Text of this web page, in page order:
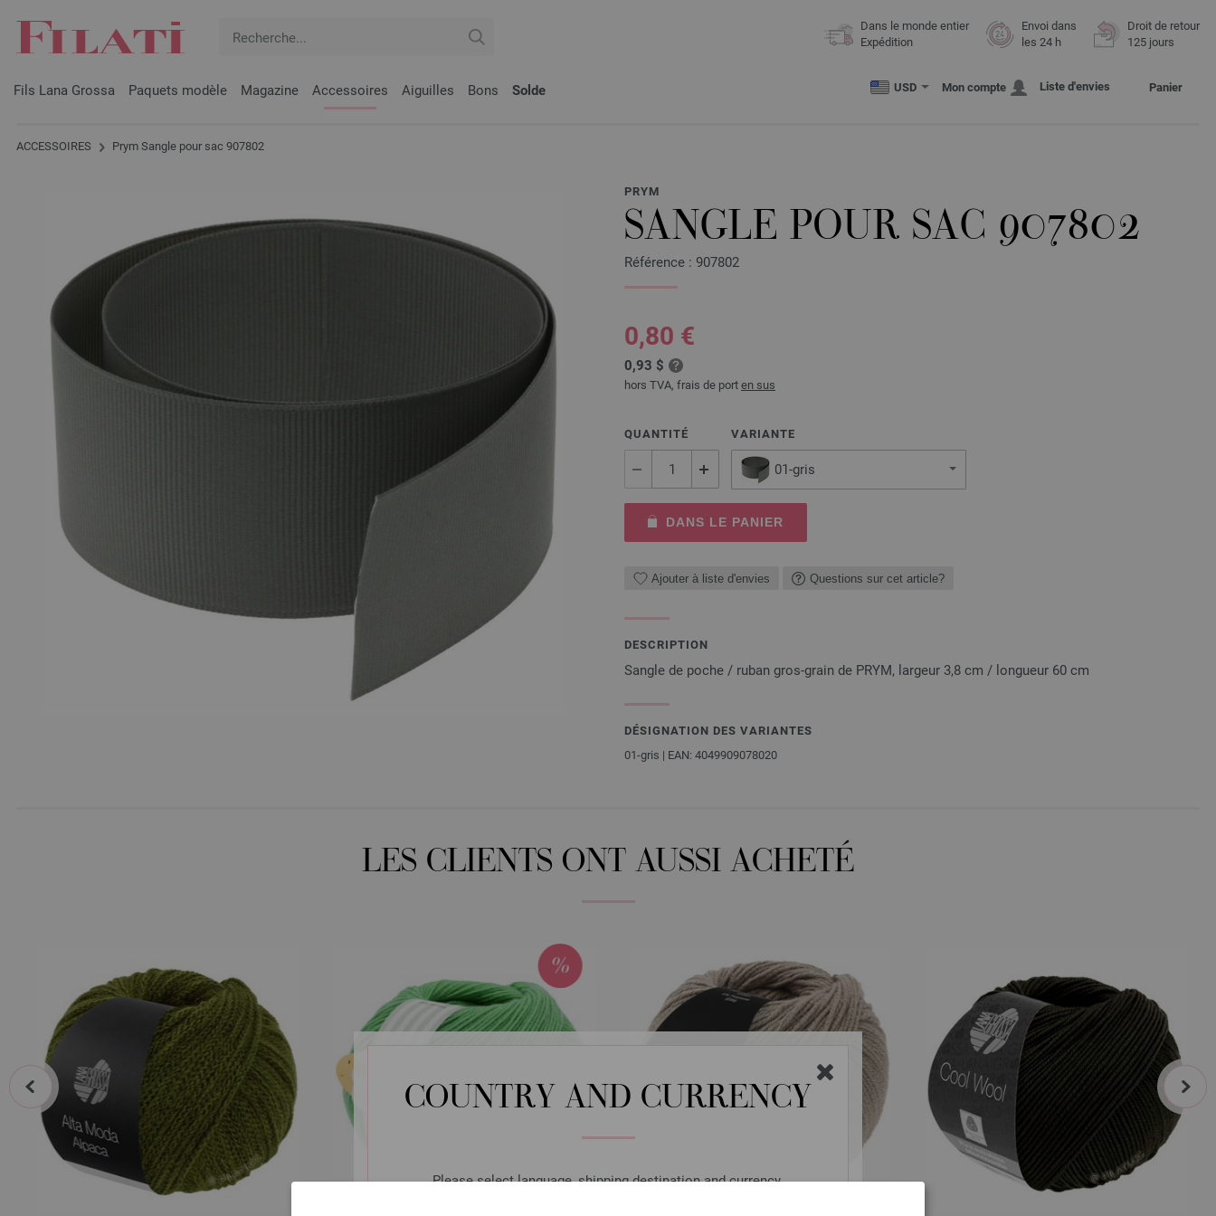
COUNTRY AND CURRENCY
Please select language, shipping destination and currency.
Dans le monde entier
Expédition
Envoi dans
les 24 h
Droit de retour
125 jours
Fils Lana Grossa Paquets modèle Magazine Accessoires Aiguilles Bons Solde USD Mon compte Liste d'envies Panier
ACCESSOIRES Prym Sangle pour sac 907802
PRYM
SANGLE POUR SAC 907802
Référence : 907802
0,80 €
0,93 $
hors TVA, frais de port en sus
QUANTITÉ VARIANTE
01-gris
DANS LE PANIER
Ajouter à liste d'envies Questions sur cet article?
DESCRIPTION
Sangle de poche / ruban gros-grain de PRYM, largeur 3,8 cm / longueur 60 cm
DÉSIGNATION DES VARIANTES
01-gris | EAN: 4049909078020
LES CLIENTS ONT AUSSI ACHETÉ
prev next